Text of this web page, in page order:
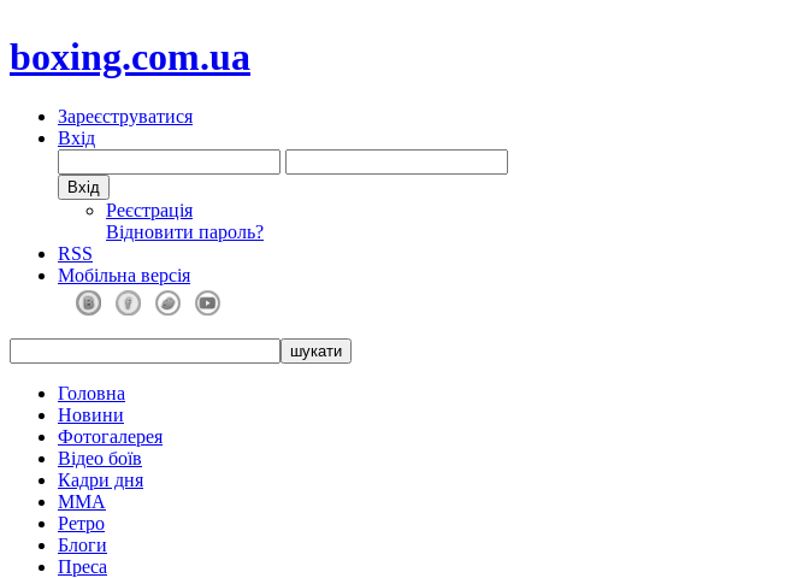
boxing.com.ua
Зареєструватися
Вхід
Реєстрація
Відновити пароль?
RSS
Мобільна версія
Головна
Новини
Фотогалерея
Відео боїв
Кадри дня
ММА
Ретро
Блоги
Преса